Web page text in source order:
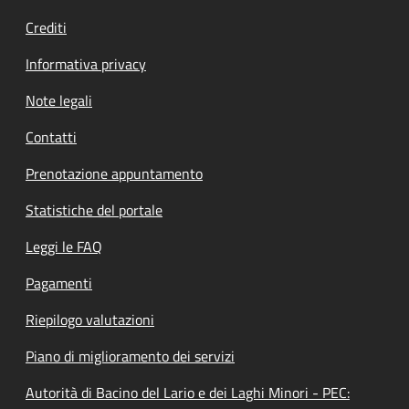
Crediti
Informativa privacy
Note legali
Contatti
Prenotazione appuntamento
Statistiche del portale
Leggi le FAQ
Pagamenti
Riepilogo valutazioni
Piano di miglioramento dei servizi
Autorità di Bacino del Lario e dei Laghi Minori - PEC: